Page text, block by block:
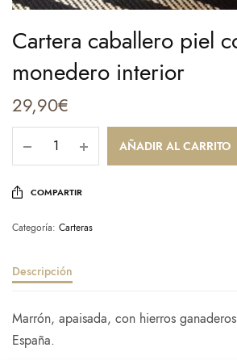
Cartera caballero piel
monedero interior
29,90€
AÑADIR AL CARRITO
COMPARTIR
Categoría: Carteras
Descripción
Marrón, apaisada, con hierros
España.